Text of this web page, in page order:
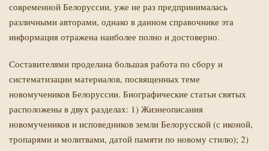
современной Белоруссии, уже не раз предпринималась
различными авторами, однако в данном справочнике эта
информация отражена наиболее полно и достоверно.
Составителями проделана большая работа по сбору и
систематизации материалов, посвященных теме
новомучеников Белоруссии. Биографические статьи святых
расположены в двух разделах: 1) Жизнеописания
новомучеников и исповедников земли Белорусской (с иконой,
тропарями и молитвами, датой памяти по новому стилю); 2)